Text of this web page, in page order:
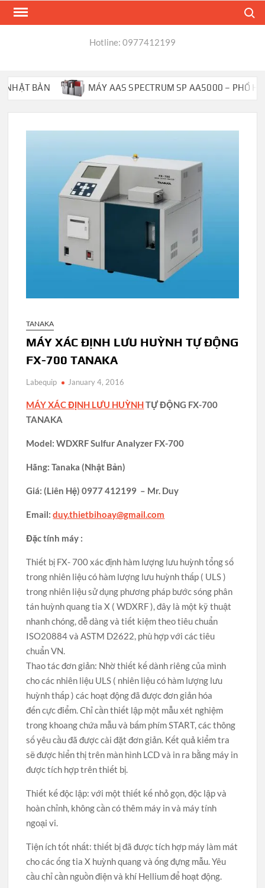
Skip
Hotline: 0977412199
BẢN MÁY AAS SPECTRUM SP AA5000 – PHỔ HẤP
TANAKA
MÁY XÁC ĐỊNH LƯU HUỲNH TỰ ĐỘNG
FX-700 TANAKA
Labequip January 4, 2016
MÁY XÁC ĐỊNH LƯU HUỲNHTỰ ĐỘNG FX-700
TANAKA
Model: WDXRF Sulfur Analyzer FX-700
Hãng: Tanaka (Nhật Bản)
Giá: (Liên Hệ) 0977 412199 – Mr. Duy
Email:duy.thietbihoay@gmail.com
Đặc tính máy :
Thiết bị FX- 700 xác định hàm lượng lưu huỳnh tổng số
trong nhiên liệu có hàm lượng lưu huỳnh thấp ( ULS )
trong nhiên liệu sử dụng phương pháp bước sóng phân
tán huỳnh quang tia X ( WDXRF ), đây là một kỹ thuật
nhanh chóng, dễ dàng và tiết kiệm theo tiêu chuẩn
ISO20884 và ASTM D2622, phù hợp với các tiêu
chuẩn VN.
Thao tác đơn giản: Nhờ thiết kế dành riêng của mình
cho các nhiên liệu ULS ( nhiên liệu có hàm lượng lưu
huỳnh thấp ) các hoạt động đã được đơn giản hóa
đến cực điểm. Chỉ cần thiết lập một mẫu xét nghiệm
trong khoang chứa mẫu và bấm phím START, các thông
số yêu cầu đã được cài đặt đơn giản. Kết quả kiểm tra
sẽ được hiển thị trên màn hình LCD và in ra bằng máy in
được tích hợp trên thiết bị.
Thiết kế độc lập: với một thiết kế nhỏ gọn, độc lập và
hoàn chỉnh, không cần có thêm máy in và máy tính
ngoại vi.
Tiện ích tốt nhất: thiết bị đã được tích hợp máy làm mát
cho các ống tia X huỳnh quang và ống đựng mẫu. Yêu
cầu chỉ cần nguồn điện và khí Hellium để hoạt động.